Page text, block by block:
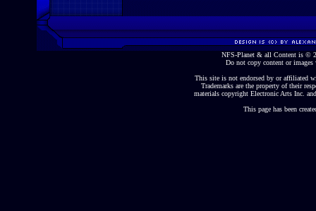
NFS-Planet & all Content is ©
Do not copy content or
This site is not endorsed by or affiliated
Trademarks are the property of their
materials copyright Electronic Arts Inc.
This page has been